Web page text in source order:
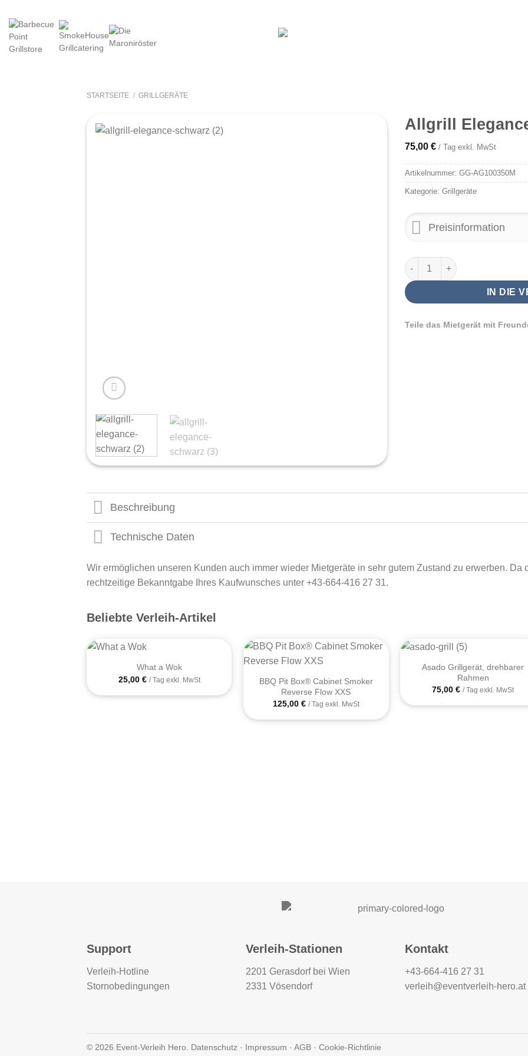
Inhalt
springen
STARTSEITE / GRILLGERÄTE
Allgrill
75,00 € / Tag exkl. MwSt
Artikelnummer: GG-AG100350M
Kategorie: Grillgeräte
Preisinformation
Allgrill Elegance Menge
IN DIE
Teile das Mietgerät mit
Beschreibung
Technische Daten
Wir ermöglichen unseren Kunden auch immer wieder Mietgeräte in sehr gutem Zustand zu erwerben. Da
rechtzeitige Bekanntgabe Ihres Kaufwunsches unter +43-664-416 27 31.
Beliebte Verleih-Artikel
+
What a Wok
25,00 € / Tag exkl. MwSt
BBQ Pit Box® Cabinet Smoker
Reverse Flow XXS
125,00 € / Tag exkl. MwSt
Asado Grillgerät, drehbarer
Rahmen
75,00€ / Tag exkl. MwSt
Support
Verleih-Hotline
Stornobedingungen
Verleih-Stationen
2201 Gerasdorf bei Wien
2331 Vösendorf
Kontakt
+43-664-416 27 31
verleih@eventverleih-hero.at
© 2026 Event-Verleih Hero. Datenschutz · Impressum · AGB · Cookie-Richtlinie